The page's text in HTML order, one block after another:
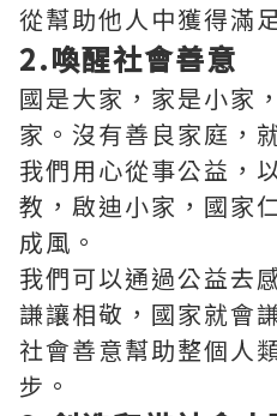
從幫助他人中獲得滿
2.喚醒社會善意
國是大家，家是小家
家。沒有善良家庭，
我們用心從事公益，
教，啟迪小家，國家
成風。
我們可以通過公益去
謙讓相敬，國家就會
社會善意幫助整個人
步。